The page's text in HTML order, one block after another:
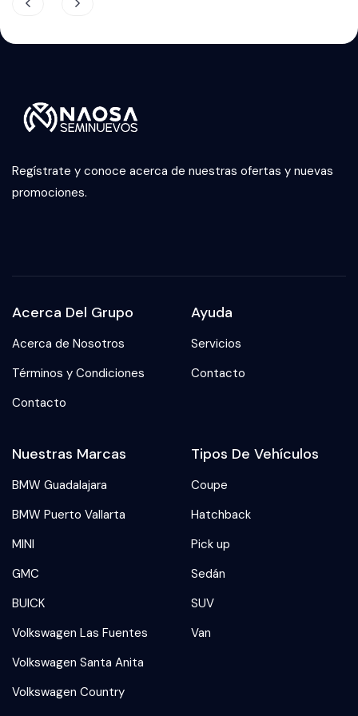
Regístrate y conoce acerca de nuestras ofertas y nuevas
promociones.
Acerca Del Grupo
Acerca de Nosotros
Términos y Condiciones
Contacto
Ayuda
Servicios
Contacto
Nuestras Marcas
BMW Guadalajara
BMW Puerto Vallarta
MINI
GMC
BUICK
Volkswagen Las Fuentes
Volkswagen Santa Anita
Volkswagen Country
Tipos De Vehículos
Coupe
Hatchback
Pick up
Sedán
SUV
Van